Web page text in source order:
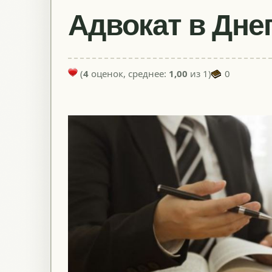
Адвокат в
(4 оценок, среднее: 1,00 из 1) 0